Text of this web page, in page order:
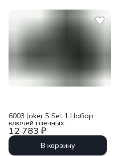
12 783 ₽
6003 Joker 5 Set 1 Набор
ключей гаечных
комбинированных, 5 пр.,
8/10/13/17/19 мм Wera WE-
В корзину